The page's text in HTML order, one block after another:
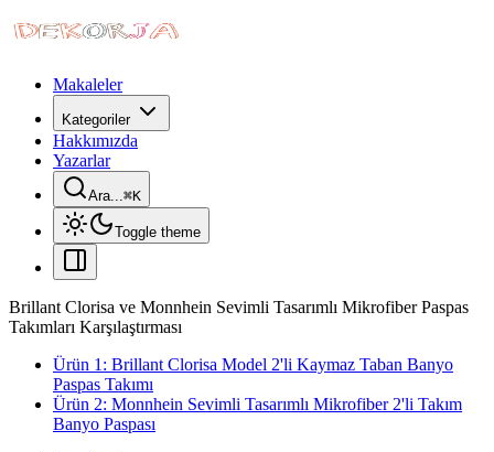
Makaleler
Kategoriler
Hakkımızda
Yazarlar
Ara...⌘K
Toggle theme
Brillant Clorisa ve Monnhein Sevimli Tasarımlı Mikrofiber Paspas
Takımları Karşılaştırması
Ürün 1: Brillant Clorisa Model 2'li Kaymaz Taban Banyo
Paspas Takımı
Ürün 2: Monnhein Sevimli Tasarımlı Mikrofiber 2'li Takım
Banyo Paspası